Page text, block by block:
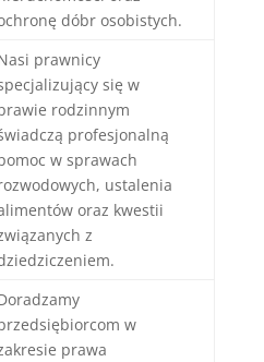
dóbr osobistych.
prawnicy
się w
rodzinnym
profesjonalną
w sprawach
ustalenia
oraz kwestii
z
w
prawa